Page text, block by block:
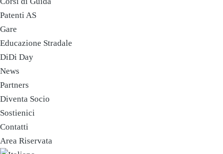
Patenti AS
Gare
Educazione Stradale
DiDi Day
News
Partners
Diventa Socio
Sostienici
Contatti
Area Riservata